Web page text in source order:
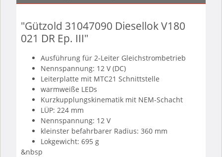
"Gützold 31047090 Diesellok V180
021 DR Ep. III"
Ausführung für 2-Leiter Gleichstrombetrieb
Nennspannung: 12 V (DC)
Leiterplatte mit MTC21 Schnittstelle
warmweiße LEDs
Kurzkupplungskinematik mit NEM-Schacht
LÜP: 224 mm
Nennspannung: 12 V
kleinster befahrbarer Radius: 360 mm
Lokgewicht: 695 g
&nbsp